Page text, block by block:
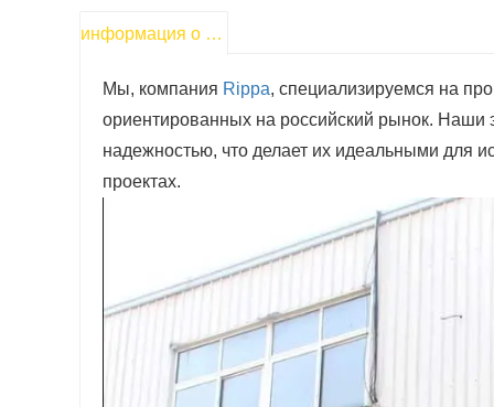
информация о продукте
Мы, компания Rippa, специализируемся на
ориентированных на российский рынок. Наши
надежностью, что делает их идеальными для
проектах.